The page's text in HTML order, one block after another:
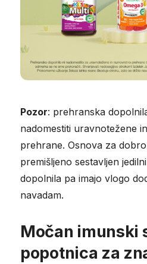
Pozor: prehranska
nadomestiti uravnotežene
prehrane. Osnova za
premišljeno sestavljen
dopolnila pa imajo vlogo
navadam.
Močan imunski
popotnica za